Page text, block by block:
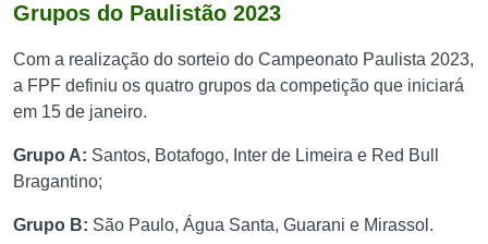
Grupos do Paulistão 2023
Com a realização do sorteio do Campeonato Paulista 2023,
a FPF definiu os quatro grupos da competição que iniciará
em 15 de janeiro.
Grupo A: Santos, Botafogo, Inter de Limeira e Red Bull
Bragantino;
Grupo B: São Paulo, Água Santa, Guarani e Mirassol.